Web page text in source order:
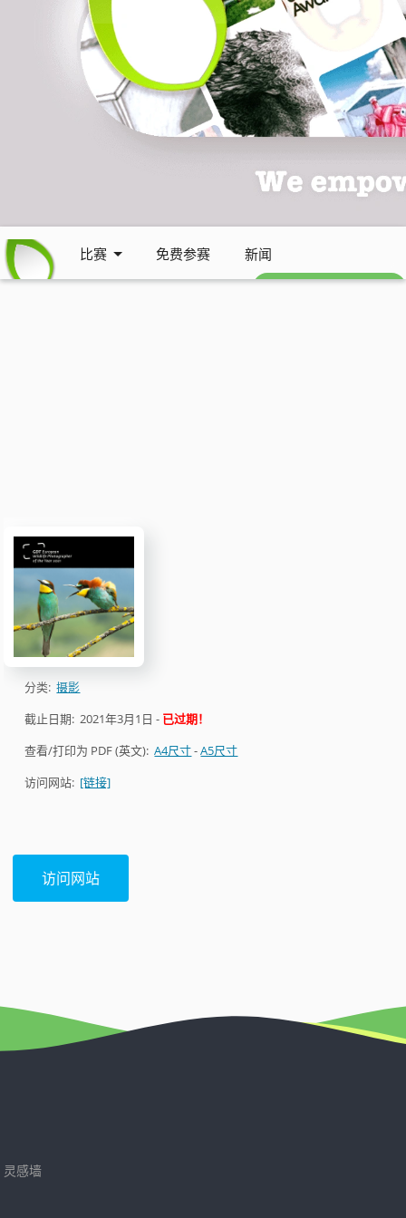
比赛 免费参赛 新闻
免费每周通讯 (英文)
分类:摄影
截止日期:2021年3月1日 - 已过期！
查看/打印为 PDF (英文):A4尺寸-A5尺寸
访问网站: [链接]
访问网站
灵感墙